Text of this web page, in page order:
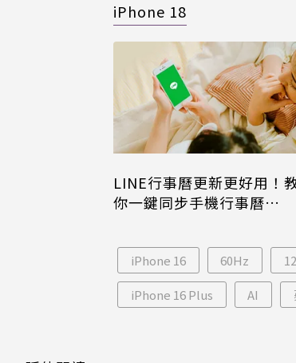
iPhone 18
LINE行事曆更新更好用！
你一鍵同步手機行事曆
iPhone 16 60Hz
iPhone 16 Plus AI